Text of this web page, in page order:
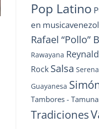
Pop Latino
en
Rafael “Pollo”
Rawayana
Rock Salsa
Guayanesa
Tambores -
Tradiciones